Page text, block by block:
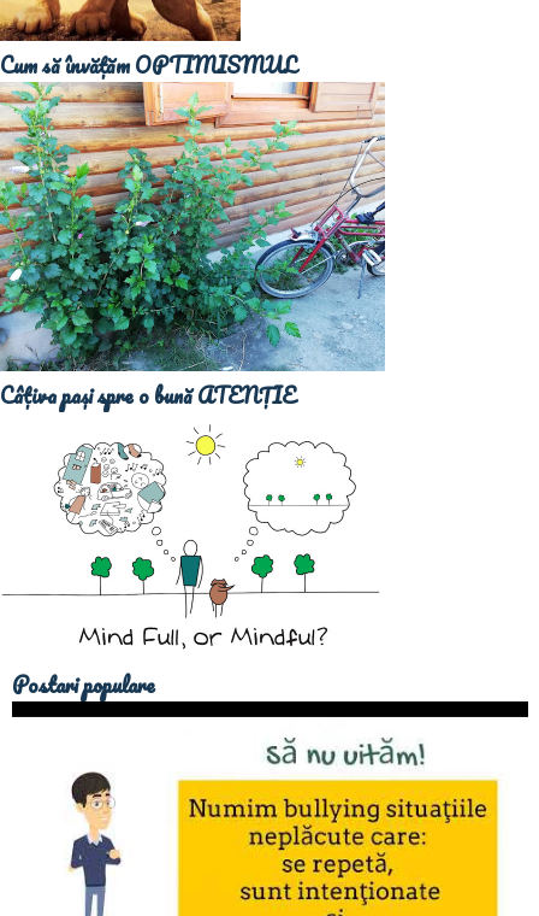
Cum să învățăm OPTIMISMUL
Câțiva pași spre o bună ATENȚIE
Postari populare